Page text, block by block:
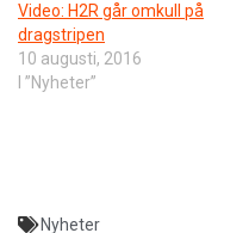
Video: H2R går omkull på
dragstripen
10 augusti, 2016
I ”Nyheter”
Nyheter